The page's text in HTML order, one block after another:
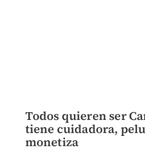
Todos quieren ser
tiene cuidadora,
monetiza